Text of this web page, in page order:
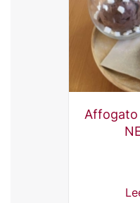
Affogato